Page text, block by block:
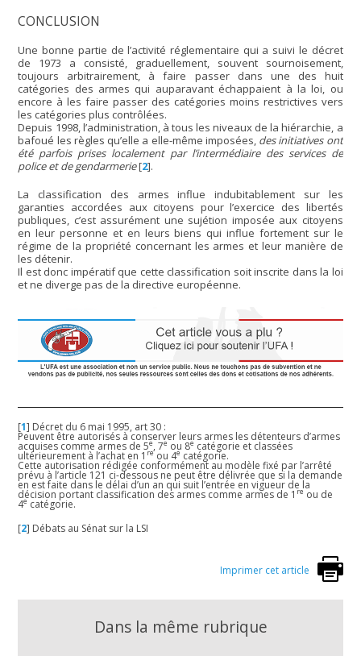
CONCLUSION
Une bonne partie de l’activité réglementaire qui a suivi le décret
de 1973 a consisté, graduellement, souvent sournoisement,
toujours arbitrairement, à faire passer dans une des huit
catégories des armes qui auparavant échappaient à la loi, ou
encore à les faire passer des catégories moins restrictives vers
les catégories plus contrôlées.
Depuis 1998, l’administration, à tous les niveaux de la hiérarchie, a
bafoué les règles qu’elle a elle-même imposées, des initiatives ont
été parfois prises localement par l’intermédiaire des services de
police et de gendarmerie[2].
La classification des armes influe indubitablement sur les
garanties accordées aux citoyens pour l’exercice des libertés
publiques, c’est assurément une sujétion imposée aux citoyens
en leur personne et en leurs biens qui influe fortement sur le
régime de la propriété concernant les armes et leur manière de
les détenir.
Il est donc impératif que cette classification soit inscrite dans la loi
et ne diverge pas de la directive européenne.
[1] Décret du 6 mai 1995, art 30 :
Peuvent être autorisés à conserver leurs armes les détenteurs d’armes
acquises comme armes de 5e, 7e ou 8e catégorie et classées
ultérieurement à l’achat en 1 reou 4e catégorie.
Cette autorisation rédigée conformément au modèle fixé par l’arrêté
prévu à l’article 121 ci-dessous ne peut être délivrée que si la demande
en est faite dans le délai d’un an qui suit l’entrée en vigueur de la
décision portant classification des armes comme armes de 1 re ou de
4e catégorie.
[2] Débats au Sénat sur la LSI
Imprimer cet article
Dans la même rubrique